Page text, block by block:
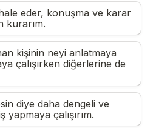
eder, konuşma ve karar
kurarım.
kişinin neyi anlatmaya
çalışırken diğerlerine de
diye daha dengeli ve
çalışırım.